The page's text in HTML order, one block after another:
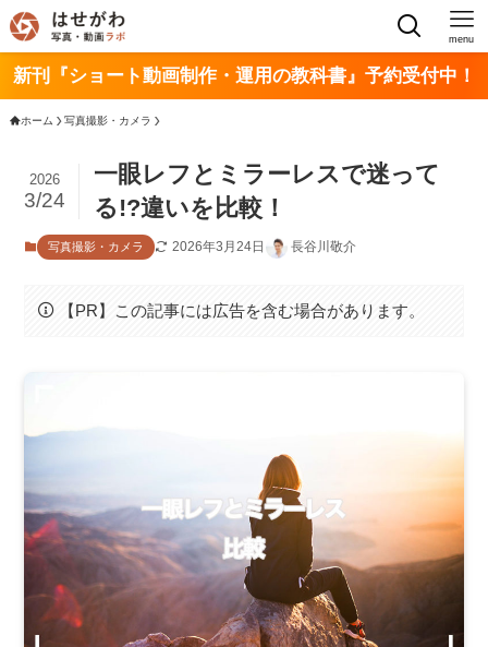
menu
新刊『ショート動画制作・運用の教科書』予約受付中！
ホーム 写真撮影・カメラ
一眼レフとミラーレスで迷って
る!?違いを比較！
2026
3/24
写真撮影・カメラ 2026年3月24日 長谷川敬介
【PR】この記事には広告を含む場合があります。